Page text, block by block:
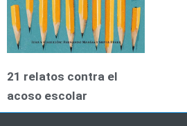
21 relatos contra el
acoso escolar